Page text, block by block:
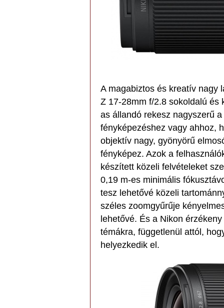
A magabiztos és kreatív nagy
Z 17-28mm f/2.8 sokoldalú és
as állandó rekesz nagyszerű
fényképezéshez vagy ahhoz,
objektív nagy, gyönyörű
fényképez. Azok a
készített közeli felvételeket
0,19 m-es minimális
tesz lehetővé közeli
széles zoomgyűrűje
lehetővé. És a Nikon
témákra, függetlenül attól,
helyezkedik el.